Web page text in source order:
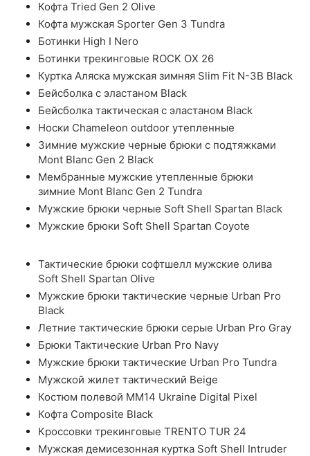
Кофта Tried Gen 2 Olive
Кофта мужская Sporter Gen 3 Tundra
Ботинки High I Nero
Ботинки трекинговые ROCK OX 26
Куртка Аляска мужская зимняя Slim Fit N-3B Black
Бейсболка с эластаном Black
Бейсболка тактическая с эластаном Black
Носки Chameleon outdoor утепленные
Зимние мужские черные брюки с подтяжками
Mont Blanc Gen 2 Black
Мембранные мужские утепленные брюки
зимние Mont Blanc Gen 2 Tundra
Мужские брюки черные Soft Shell Spartan Black
Мужские брюки Soft Shell Spartan Coyote
Тактические брюки софтшелл мужские олива
Soft Shell Spartan Olive
Мужские брюки тактические черные Urban Pro
Black
Летние тактические брюки серые Urban Pro Gray
Брюки Тактические Urban Pro Navy
Мужские брюки тактические Urban Pro Tundra
Мужской жилет тактический Beige
Костюм полевой ММ14 Ukraine Digital Pixel
Кофта Composite Black
Кроссовки трекинговые TRENTO TUR 24
Мужская демисезонная куртка Soft Shell Intruder